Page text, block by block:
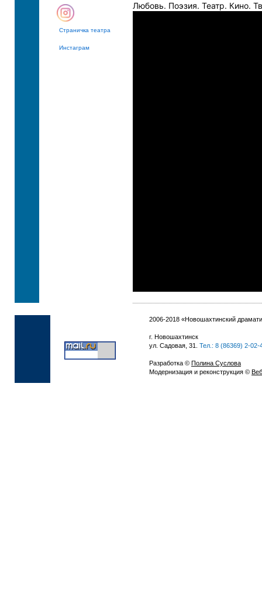
Страничка театра
Инстаграм
Любовь. Поэзия. Театр. Кино.
2006-2018 «Новошахтинский
г. Новошахтинск
ул. Садовая, 31. Тел.: 8 (86369) 2-02-
Разработка © Полина Суслова
Модернизация и реконструкция ©